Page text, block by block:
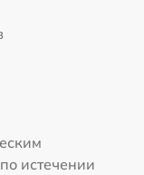
истечении